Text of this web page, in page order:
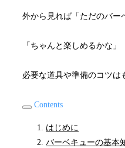
外から見れば「ただのバー
「ちゃんと楽しめるかな
必要な道具や準備のコツ
Contents
はじめに
バーベキューの基本